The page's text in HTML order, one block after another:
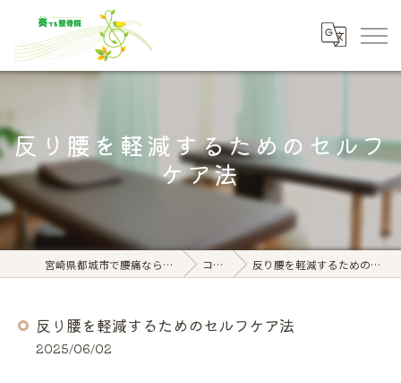
反り腰を軽減するためのセルフ
ケア法
宮崎県都城市で腰痛なら奏でる整骨院 コラム 反り腰を軽減するためのセルフケア法
反り腰を軽減するためのセルフケア法
2025/06/02